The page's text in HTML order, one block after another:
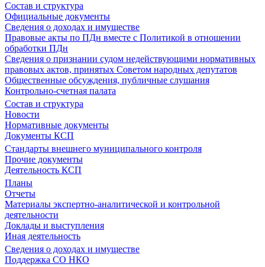
Состав и структура
Официальные документы
Сведения о доходах и имуществе
Правовые акты по ПДн вместе с Политикой в отношении
обработки ПДн
Сведения о признании судом недействующими нормативных
правовых актов, принятых Советом народных депутатов
Общественные обсуждения, публичные слушания
Контрольно-счетная палата
Состав и структура
Новости
Нормативные документы
Документы КСП
Стандарты внешнего муниципального контроля
Прочие документы
Деятельность КСП
Планы
Отчеты
Материалы экспертно-аналитической и контрольной
деятельности
Доклады и выступления
Иная деятельность
Сведения о доходах и имуществе
Поддержка СО НКО